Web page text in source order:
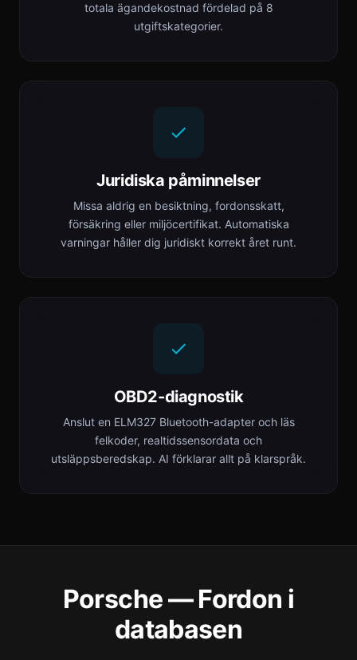
totala ägandekostnad fördelad på 8
utgiftskategorier.
Juridiska påminnelser
Missa aldrig en besiktning, fordonsskatt,
försäkring eller miljöcertifikat. Automatiska
varningar håller dig juridiskt korrekt året runt.
OBD2-diagnostik
Anslut en ELM327 Bluetooth-adapter och läs
felkoder, realtidssensordata och
utsläppsberedskap. AI förklarar allt på klarspråk.
Porsche — Fordon i
databasen